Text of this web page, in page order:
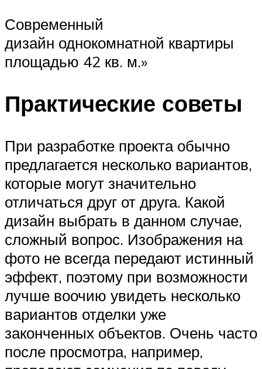
Современный
дизайн однокомнатной квартиры
площадью 42 кв. м.»
Практические советы
При разработке проекта обычно
предлагается несколько вариантов,
которые могут значительно
отличаться друг от друга. Какой
дизайн выбрать в данном случае,
сложный вопрос. Изображения на
фото не всегда передают истинный
эффект, поэтому при возможности
лучше воочию увидеть несколько
вариантов отделки уже
законченных объектов. Очень часто
после просмотра, например,